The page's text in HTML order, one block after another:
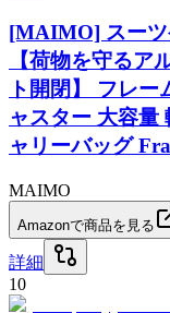
[MAIMO] スーツ
【荷物を守るア
ト開閉】 フレ
ャスター 大容量
ャリーバッグ
MAIMO
Amazonで商品を見る
詳細
10